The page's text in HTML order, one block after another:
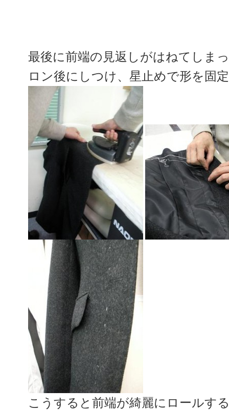
最後に前端の見返しがはねてしま
ロン後にしつけ、星止めで形を固
こうすると前端が綺麗にロールす